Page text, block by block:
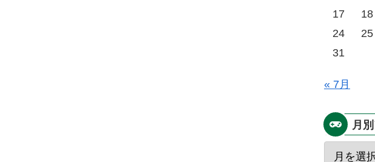
17
18
24
25
31
« 7月
月